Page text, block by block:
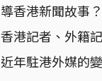
導香港新聞故事
香港記者、外籍
近年駐港外媒的